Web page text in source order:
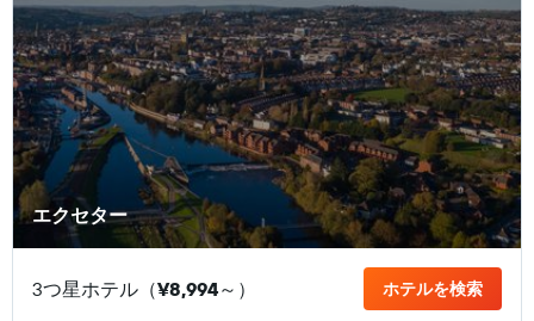
エクセター
3つ星ホテル（¥8,994​～） ホテルを検索